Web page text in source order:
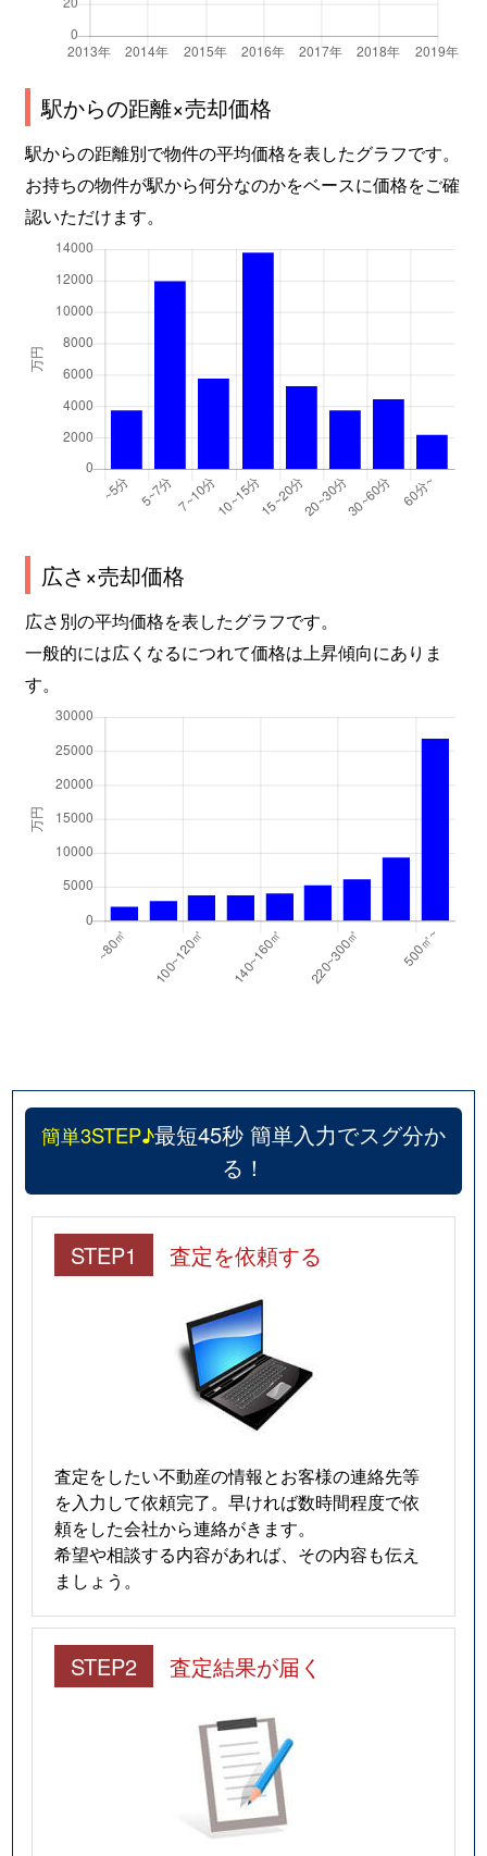
駅からの距離×売却価格
駅からの距離別で物件の平均価格を表したグラフです。
お持ちの物件が駅から何分なのかをベースに価格をご確
認いただけます。
広さ×売却価格
広さ別の平均価格を表したグラフです。
一般的には広くなるにつれて価格は上昇傾向にありま
す。
簡単3STEP♪最短45秒 簡単入力でスグ分か
る！
STEP1 査定を依頼する
査定をしたい不動産の情報とお客様の連絡先等
を入力して依頼完了。早ければ数時間程度で依
頼をした会社から連絡がきます。
希望や相談する内容があれば、その内容も伝え
ましょう。
STEP2 査定結果が届く